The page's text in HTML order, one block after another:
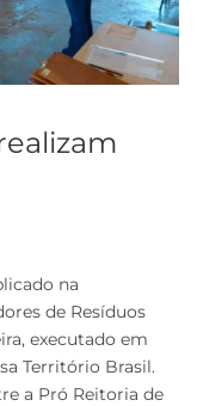
na
de Resíduos
executado em
Território Brasil.
a Pró Reitoria de